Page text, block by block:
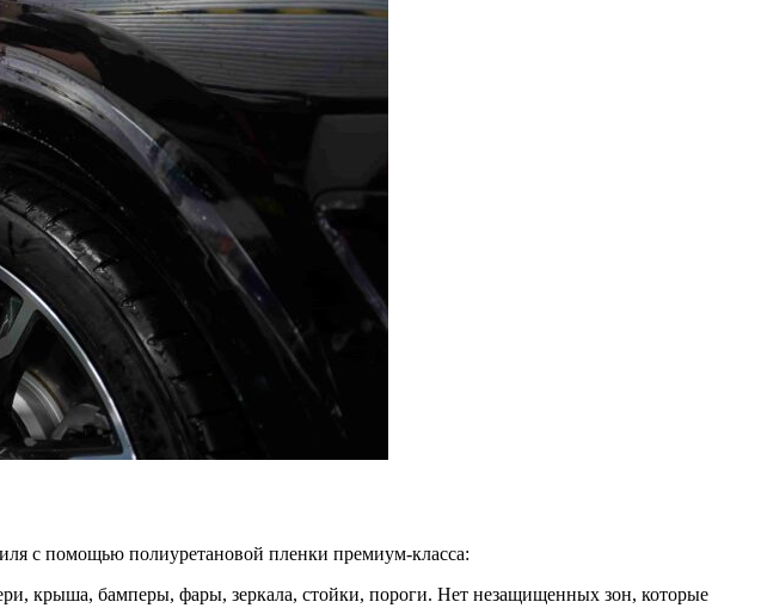
с помощью полиуретановой пленки премиум-класса:
крыша, бамперы, фары, зеркала, стойки, пороги. Нет незащищенных зон, которые